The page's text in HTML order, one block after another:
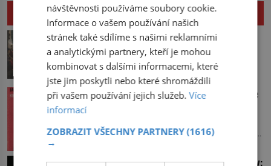
HISTORIE
Pád Maximiliena Robespierra: Zuřivého
jakobína nikdo nelitoval?
V horké letní noci trpí Robespierre
krutými bolestmi. Zmítá se na lůžku a
hlavou mu víří kolotoč myšlenek. Když
se probere z mdlob, vzpomene si na
před lety navštívil. Prorokovala mu
tragický osud. Tehdy se jí vysmál.
prohlásil o něm jiný významný
Vařila prvorepubliková hospodyně podle
sandtnerek?
dneska vařit. Pracuje v rodině pana rady
Úchvatné tiáry britské královské rodiny:
návštěvnosti používáme soubory cookie.
Informace o vašem používání našich
stránek také sdílíme s našimi reklamními
a analytickými partnery, kteří je mohou
kombinovat s dalšími informacemi, které
jste jim poskytli nebo které shromáždili
při vašem používání jejich služeb.Více
informací
ZOBRAZIT VŠECHNY PARTNERY(1616)
→